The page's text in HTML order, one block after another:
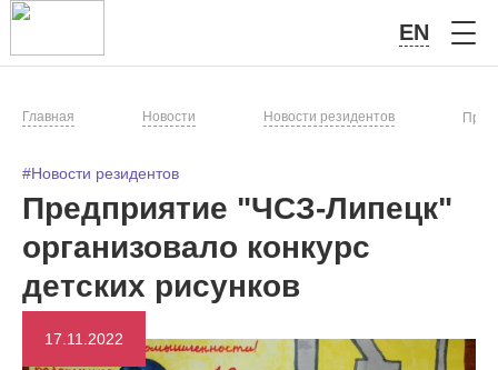
EN
Главная Новости Новости резидентов
#Новости резидентов
Предприятие "ЧСЗ-Липецк"
организовало конкурс
детских рисунков
17.11.2022